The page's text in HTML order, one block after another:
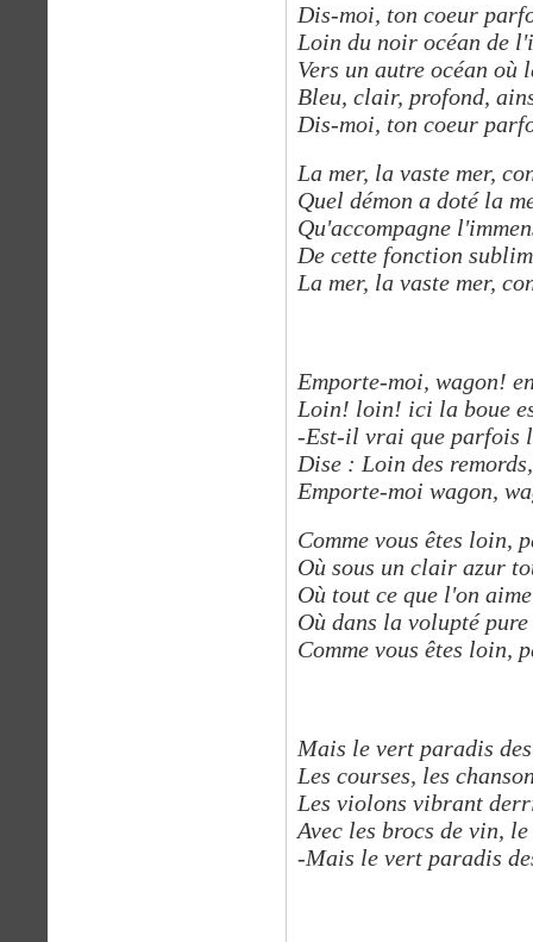
Dis-moi, ton coeur
Loin du noir océan de
Vers un autre océan où
Bleu, clair, profond,
Dis-moi, ton coeur
La mer, la vaste mer,
Quel démon a doté la
Qu'accompagne
De cette fonction
La mer, la vaste mer,
Emporte-moi, wagon!
Loin! loin! ici la boue
-Est-il vrai que parfois
Dise : Loin des
Emporte-moi wagon,
Comme vous êtes loin,
Où sous un clair azur
Où tout ce que l'on
Où dans la volupté
Comme vous êtes loin,
Mais le vert paradis
Les courses, les
Les violons vibrant
Avec les brocs de vin,
-Mais le vert paradis